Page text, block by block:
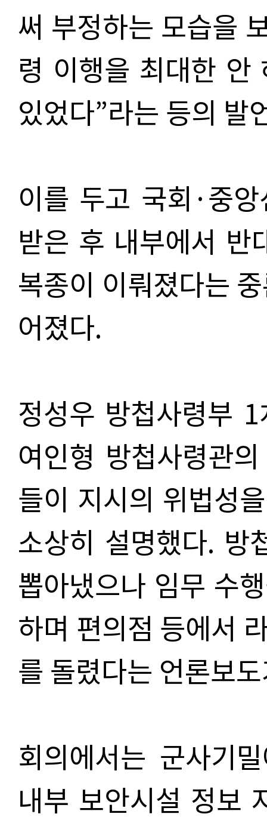
써 부정하는 모습을
령 이행을 최대한 안
있었다”라는 등의 발
이를 두고 국회·중
받은 후 내부에서 반
복종이 이뤄졌다는
어졌다.
정성우 방첩사령부
여인형 방첩사령관
들이 지시의 위법성
소상히 설명했다. 방
뽑아냈으나 임무 수
하며 편의점 등에서
를 돌렸다는 언론보
회의에서는 군사기
내부 보안시설 정보